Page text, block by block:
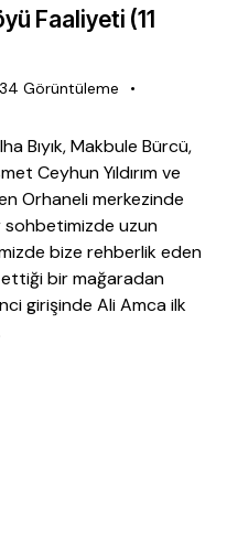
Faaliyeti (11
Görüntüleme
Bıyık, Makbule Bürcü,
Ceyhun Yıldırım ve
Orhaneli merkezinde
uzun
bize rehberlik eden
ettiği bir mağaradan
girişinde Ali Amca ilk